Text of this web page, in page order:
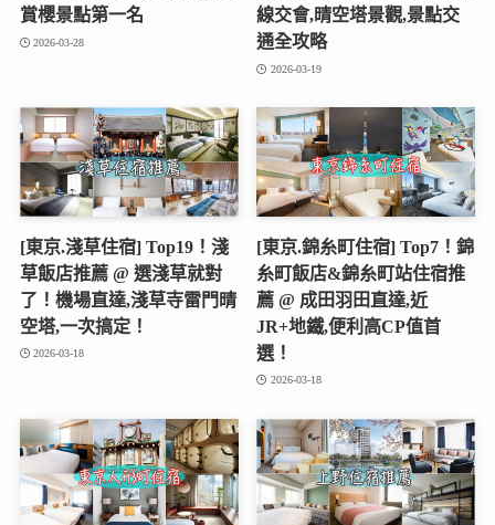
賞櫻景點第一名
2026-03-28
線交會,晴空塔景觀,景點交
通全攻略
2026-03-19
[東京.淺草住宿] Top19！淺
草飯店推薦 @ 選淺草就對
了！機場直達,淺草寺雷門晴
空塔,一次搞定！
2026-03-18
[東京.錦糸町住宿] Top7！錦
糸町飯店&錦糸町站住宿推
薦 @ 成田羽田直達,近
JR+地鐵,便利高CP值首
選！
2026-03-18